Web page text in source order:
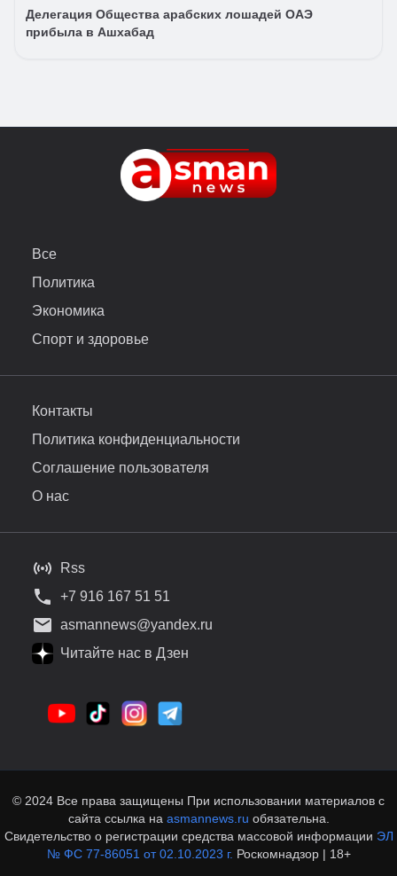
Делегация Общества арабских лошадей ОАЭ
прибыла в Ашхабад
Все
Политика
Экономика
Спорт и здоровье
Контакты
Политика конфиденциальности
Соглашение пользователя
О нас
Rss
+7 916 167 51 51
asmannews@yandex.ru
Читайте нас в Дзен
© 2024 Все права защищены При использовании материалов с
сайта ссылка на asmannews.ru обязательна.
Свидетельство о регистрации средства массовой информации ЭЛ
№ ФС 77-86051 от 02.10.2023 г. Роскомнадзор | 18+